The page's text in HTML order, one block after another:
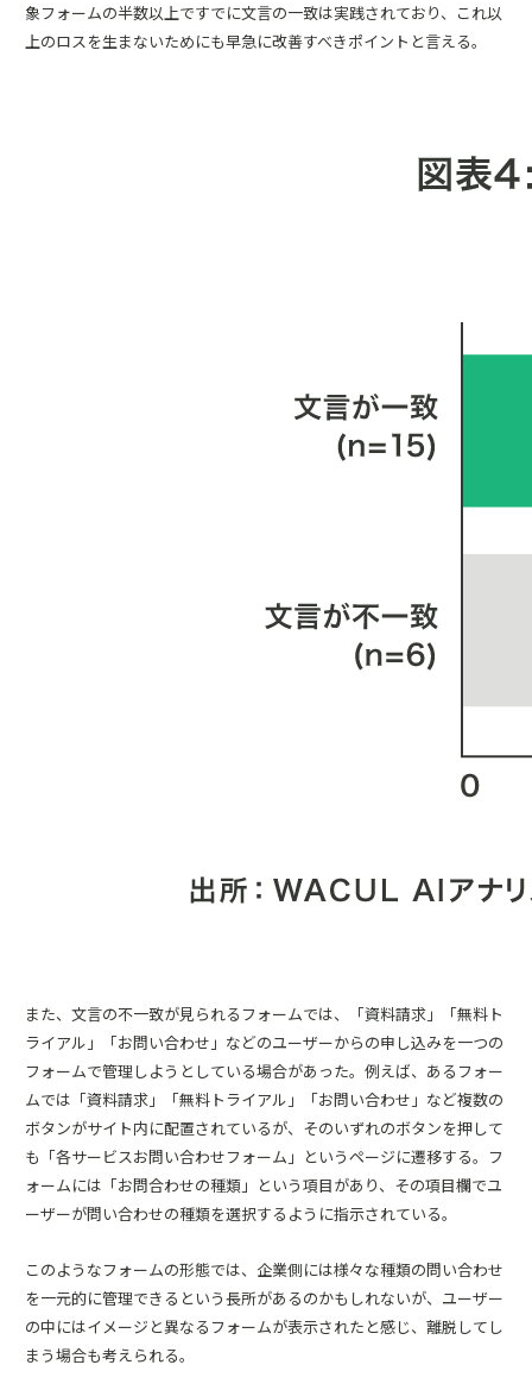
象フォームの半数以上ですでに文言の一致は実践されており、これ以
上のロスを生まないためにも早急に改善すべきポイントと言える。
また、文言の不一致が見られるフォームでは、「資料請求」「無料ト
ライアル」「お問い合わせ」などのユーザーからの申し込みを一つの
フォームで管理しようとしている場合があった。例えば、あるフォー
ムでは「資料請求」「無料トライアル」「お問い合わせ」など複数の
ボタンがサイト内に配置されているが、そのいずれのボタンを押して
も「各サービスお問い合わせフォーム」というページに遷移する。フ
ォームには「お問合わせの種類」という項目があり、その項目欄でユ
ーザーが問い合わせの種類を選択するように指示されている。
このようなフォームの形態では、企業側には様々な種類の問い合わせ
を一元的に管理できるという長所があるのかもしれないが、ユーザー
の中にはイメージと異なるフォームが表示されたと感じ、離脱してし
まう場合も考えられる。